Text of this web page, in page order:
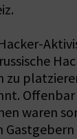
waren